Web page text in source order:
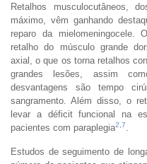
Retalhos musculocutâneos,
máximo, vêm ganhando
reparo da mielomeningocele.
retalho do músculo grande
axial, o que os torna retalhos
grandes lesões, assim
desvantagens são tempo
sangramento. Além disso, o
levar a déficit funcional na
pacientes com paraplegia2 7
Estudos de seguimento de